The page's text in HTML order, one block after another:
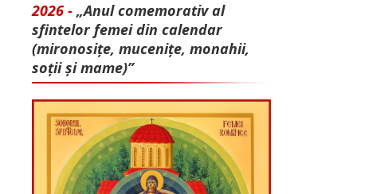
2026 - „Anul comemorativ al
sfintelor femei din calendar
(mironosițe, mu­cenițe, monahii,
soții și mame)”